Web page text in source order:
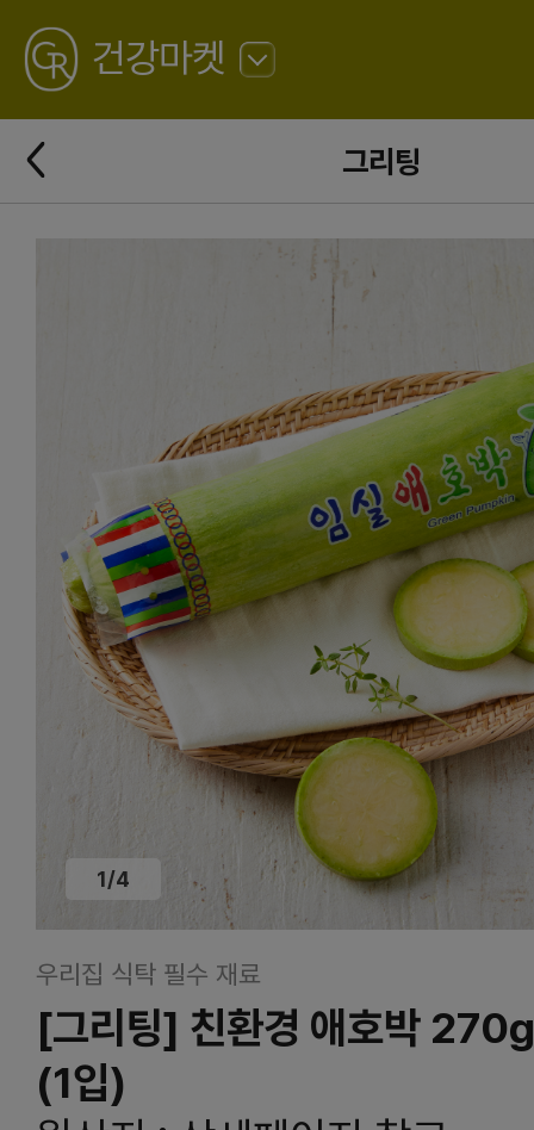
GREATING
건강마켓
로
그리팅
뒤
로
가
1/4
우리집 식탁 필수 재료
[그리팅] 친환경 애호박 270g
(1입)